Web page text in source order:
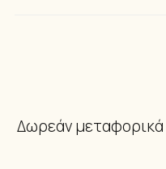
Δωρεάν μεταφορικά